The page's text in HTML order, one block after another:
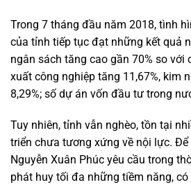
Trong 7 tháng đầu năm 2018, tình
của tỉnh tiếp tục đạt những kết quả
ngân sách tăng cao gần 70% so với
xuất công nghiệp tăng 11,67%, kim
8,29%; số dự án vốn đầu tư trong
Tuy nhiên, tỉnh vẫn nghèo, tồn tại
triển chưa tương xứng về nội lực.
Nguyễn Xuân Phúc yêu cầu trong
phát huy tối đa những tiềm năng,